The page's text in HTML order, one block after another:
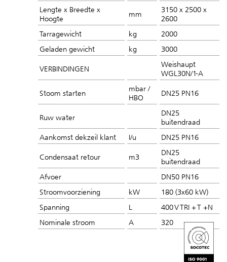
Lengte x Breedte x
Hoogte
mm
3150 x 2500 x
2600
Tarragewicht
kg
2000
Geladen gewicht
kg 3000
VERBINDINGEN
Weishaupt
WGL30N/1-A
Stoom starten
mbar /
HBO
DN25 PN16
Ruw water
DN25
buitendraad
Aankomst dekzeil klant
I/u DN25 PN16
Condensaat retour m3
DN25
buitendraad
Afvoer
DN50 PN16
Stroomvoorziening
kW
180 (3x60 kW)
Spanning
L
400 V TRI + T +N
Nominale stroom
A 320